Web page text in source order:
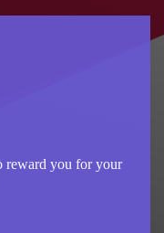
reward you for your